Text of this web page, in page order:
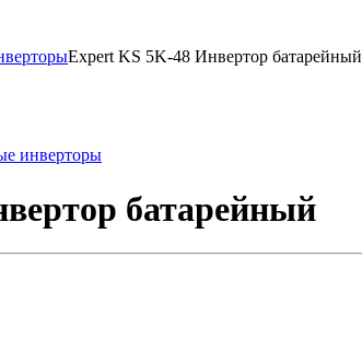
Expert KS 5K-48 Инвертор батарейный
инверторы
батарейный